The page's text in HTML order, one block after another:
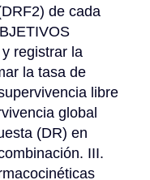
de cada
registrar la
la tasa de
libre
global
(DR) en
III.